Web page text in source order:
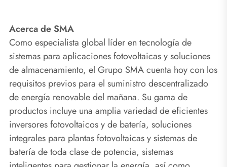
Acerca de SMA
Como especialista global líder en tecnología de
sistemas para aplicaciones fotovoltaicas y soluciones
de almacenamiento, el Grupo SMA cuenta hoy con los
requisitos previos para el suministro descentralizado
de energía renovable del mañana. Su gama de
productos incluye una amplia variedad de eficientes
inversores fotovoltaicos y de batería, soluciones
integrales para plantas fotovoltaicas y sistemas de
batería de toda clase de potencia, sistemas